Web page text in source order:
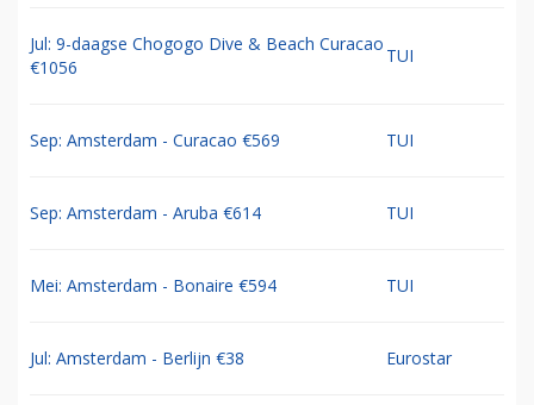
Jul: 9-daagse Chogogo Dive & Beach Curacao
€1056
TUI
Sep: Amsterdam - Curacao €569 TUI
Sep: Amsterdam - Aruba €614 TUI
Mei: Amsterdam - Bonaire €594 TUI
Jul: Amsterdam - Berlijn €38 Eurostar